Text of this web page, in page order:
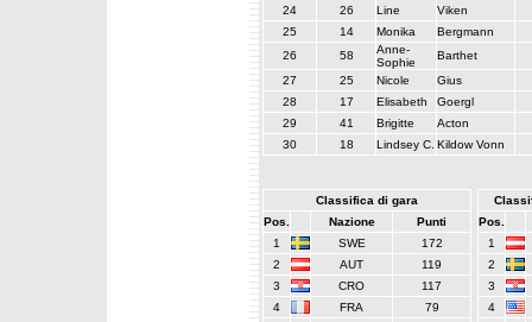
24
26 Line
Viken
25
14 Monika
Bergmann
26
58
Anne-
Sophie
Barthet
27
25 Nicole
Gius
28
17 Elisabeth
Goergl
29
41 Brigitte
Acton
30
18 Lindsey C. Kildow Vonn
Classifica di gara
Pos.
Nazione
Punti
1
SWE
172
2
AUT
119
3
CRO
117
4
FRA
79
Pos.
1
2
3
4